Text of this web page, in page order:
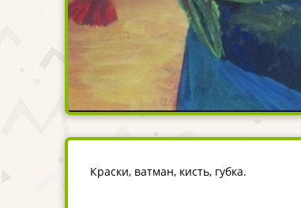
Краски, ватман, кисть, губка.